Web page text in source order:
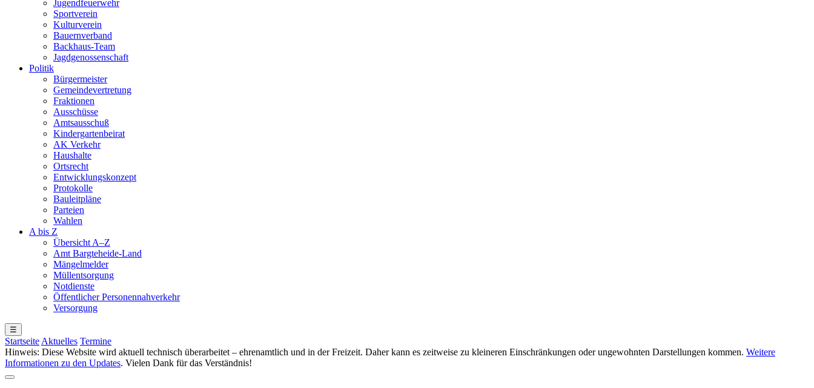
Jugendfeuerwehr
Sportverein
Kulturverein
Bauernverband
Backhaus-Team
Jagdgenossenschaft
Politik
Bürgermeister
Gemeindevertretung
Fraktionen
Ausschüsse
Amtsausschuß
Kindergartenbeirat
AK Verkehr
Haushalte
Ortsrecht
Entwicklungskonzept
Protokolle
Bauleitpläne
Parteien
Wahlen
A bis Z
Übersicht A–Z
Amt Bargteheide-Land
Mängelmelder
Müllentsorgung
Notdienste
Öffentlicher Personennahverkehr
Versorgung
☰
Startseite Aktuelles Termine
Hinweis: Diese Website wird aktuell technisch überarbeitet – ehrenamtlich und in der Freizeit. Daher kann es zeitweise zu kleineren Einschränkungen oder ungewohnten Darstellungen kommen. Weitere
Informationen zu den Updates. Vielen Dank für das Verständnis!